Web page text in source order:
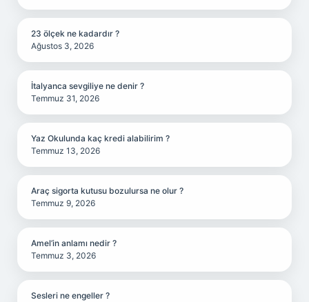
23 ölçek ne kadardır ?
Ağustos 3, 2026
İtalyanca sevgiliye ne denir ?
Temmuz 31, 2026
Yaz Okulunda kaç kredi alabilirim ?
Temmuz 13, 2026
Araç sigorta kutusu bozulursa ne olur ?
Temmuz 9, 2026
Amel’in anlamı nedir ?
Temmuz 3, 2026
Sesleri ne engeller ?